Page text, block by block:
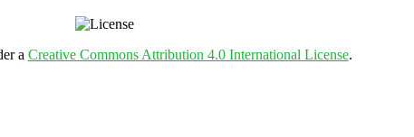
a Creative Commons Attribution 4.0 International License.